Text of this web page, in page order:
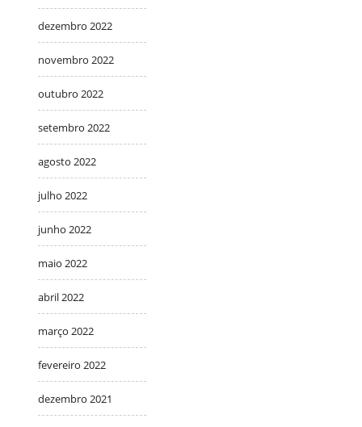
dezembro 2022
novembro 2022
outubro 2022
setembro 2022
agosto 2022
julho 2022
junho 2022
maio 2022
abril 2022
março 2022
fevereiro 2022
dezembro 2021